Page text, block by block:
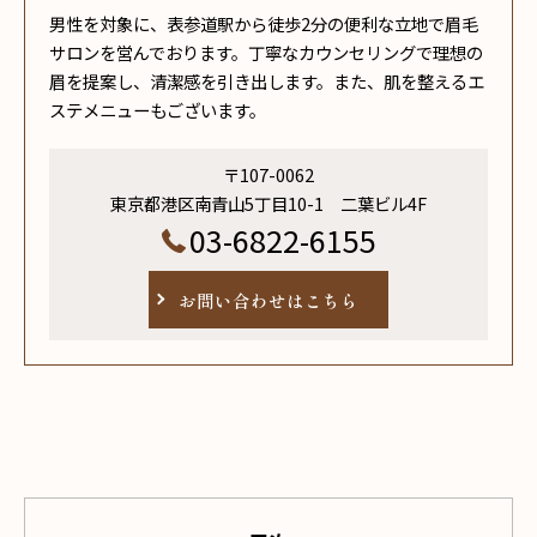
男性を対象に、表参道駅から徒歩2分の便利な立地で眉毛
サロンを営んでおります。丁寧なカウンセリングで理想の
眉を提案し、清潔感を引き出します。また、肌を整えるエ
ステメニューもございます。
〒107-0062
東京都港区南青山5丁目10-1 二葉ビル4F
03-6822-6155
お問い合わせはこちら